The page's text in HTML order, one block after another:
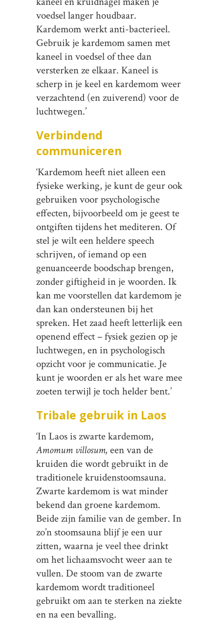
voedsel langer houdbaar.
Kardemom werkt anti-bacterieel.
Gebruik je kardemom samen met
kaneel in voedsel of thee dan
versterken ze elkaar. Kaneel is
scherp in je keel en kardemom weer
verzachtend (en zuiverend) voor de
luchtwegen.’
Verbindend
communiceren
‘Kardemom heeft niet alleen een
fysieke werking, je kunt de geur ook
gebruiken voor psychologische
effecten, bijvoorbeeld om je geest te
ontgiften tijdens het mediteren. Of
stel je wilt een heldere speech
schrijven, of iemand op een
genuanceerde boodschap brengen,
zonder giftigheid in je woorden. Ik
kan me voorstellen dat kardemom je
dan kan ondersteunen bij het
spreken. Het zaad heeft letterlijk een
openend effect – fysiek gezien op je
luchtwegen, en in psychologisch
opzicht voor je communicatie. Je
kunt je woorden er als het ware mee
zoeten terwijl je toch helder bent.’
Tribale gebruik in Laos
‘In Laos is zwarte kardemom,
Amomum villosum, een van de
kruiden die wordt gebruikt in de
traditionele kruidenstoomsauna.
Zwarte kardemom is wat minder
bekend dan groene kardemom.
Beide zijn familie van de gember. In
zo’n stoomsauna blijf je een uur
zitten, waarna je veel thee drinkt
om het lichaamsvocht weer aan te
vullen. De stoom van de zwarte
kardemom wordt traditioneel
gebruikt om aan te sterken na ziekte
en na een bevalling.